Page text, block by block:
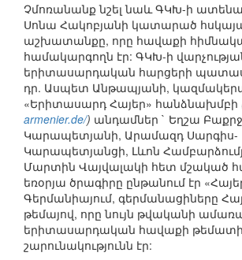
Չմոռանանք նշել նաև ԳԿԽ-ի
Սոնա Հակոբյանի կատարած
աշխատանքը, որը հավաքի
համակարգողն էր: ԳԿԽ-ի
երիտասարդական հարցերի
դր. Ասպետ Անթապյանի,
«Երիտասարդ Հայեր» հանձնախմբի
armenier.de/) անդամներ ` Եղշա
Կարապետյանի, Արամազդ Սարգիս-
Կարապետյանցի, Լևոն
Մարտին Վայվալակի հետ մշակած
եռօրյա ծրագիրը ընթանում էր
Գերմանիայում, գերմանացիները
թեմայով, որը նույն թվականի
երիտասարդական հավաքի
շարունակությունն էր: